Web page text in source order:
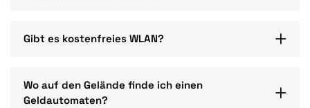
Gibt es kostenfreies WLAN?
Wo auf den Gelände finde ich einen
Geldautomaten?